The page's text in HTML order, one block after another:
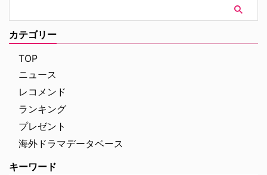
カテゴリー
TOP
ニュース
レコメンド
ランキング
プレゼント
海外ドラマデータベース
キーワード